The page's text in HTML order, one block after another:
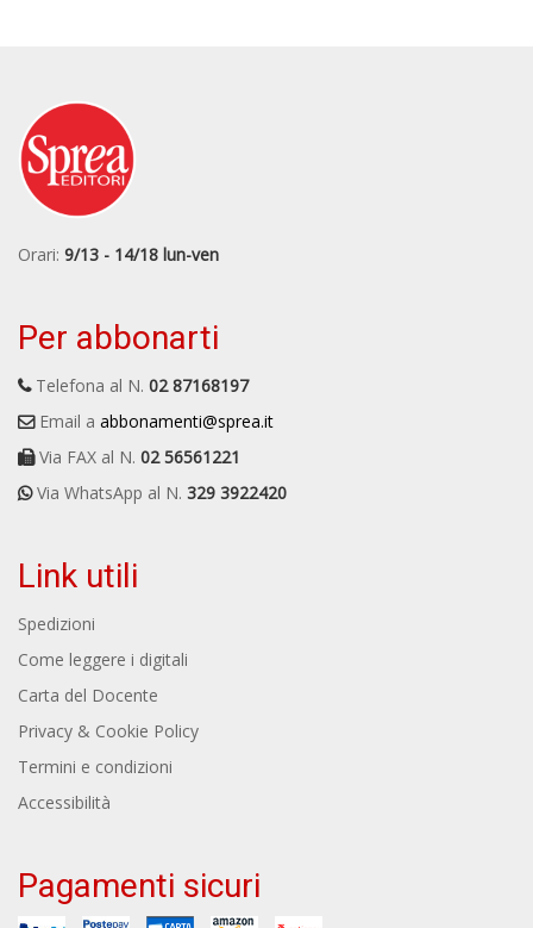
Orari: 9/13 - 14/18 lun-ven
Per abbonarti
Telefona al N. 02 87168197
Email a abbonamenti@sprea.it
Via FAX al N. 02 56561221
Via WhatsApp al N. 329 3922420
Link utili
Spedizioni
Come leggere i digitali
Carta del Docente
Privacy & Cookie Policy
Termini e condizioni
Accessibilità
Pagamenti sicuri